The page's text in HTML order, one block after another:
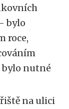
bylo
roce,
nutné
na ulici